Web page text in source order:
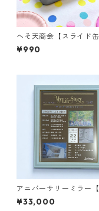
へそ天商会【スライド
ス】犬用おやつ｜トリー
｜携帯｜ お出かけ｜ピ
¥990
アニバーサリーミラー
ライフストーリー】人生
跡｜喜寿｜家族｜履歴書
¥33,000